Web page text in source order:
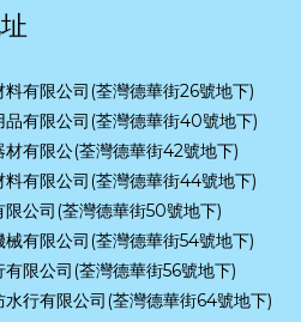
料有限公司(荃灣德華街26號地下)
品有限公司(荃灣德華街40號地下)
材有限公(荃灣德華街42號地下)
料有限公司(荃灣德華街44號地下)
限公司(荃灣德華街50號地下)
械有限公司(荃灣德華街54號地下)
有限公司(荃灣德華街56號地下)
水行有限公司(荃灣德華街64號地下)